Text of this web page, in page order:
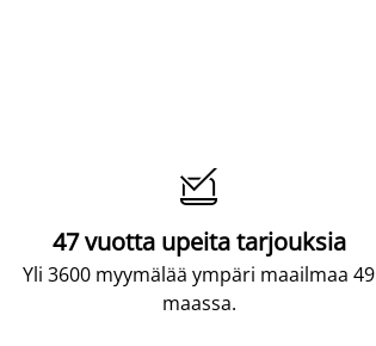

47 vuotta upeita tarjouksia
Yli 3600 myymälää ympäri maailmaa 49
maassa.